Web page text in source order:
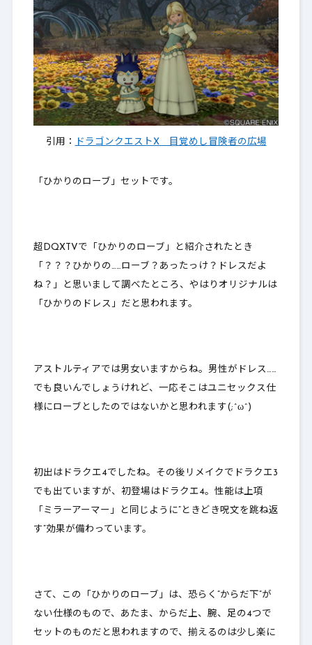
引用： ドラゴンクエストX 目覚めし冒険者の広場
「ひかりのローブ」セットです。
超DQXTVで「ひかりのローブ」と紹介されたとき
「？？？ひかりの……ローブ？あったっけ？ドレスだよ
ね？」と思いまして調べたところ、やはり オリジナルは
「ひかりのドレス」だと思われます。
アストルティアでは男女いますからね。男性がドレス……
でも良いんでしょうけれど、一応そこはユニセックス仕
様にローブとしたのではないかと思われます(;^ω^)
初出はドラクエ4でしたね。その後リメイクでドラクエ3
でも出ていますが、初登場はドラクエ4。性能は上項
「ミラーアーマー」と同じように”ときどき呪文を跳ね返
す”効果が備わっています。
さて、この「ひかりのローブ」は、恐らく ”からだ下”が
ない仕様のもの で、あたま、からだ上、腕、足の4つで
セットのものだと思われますので、揃えるのは少し楽に